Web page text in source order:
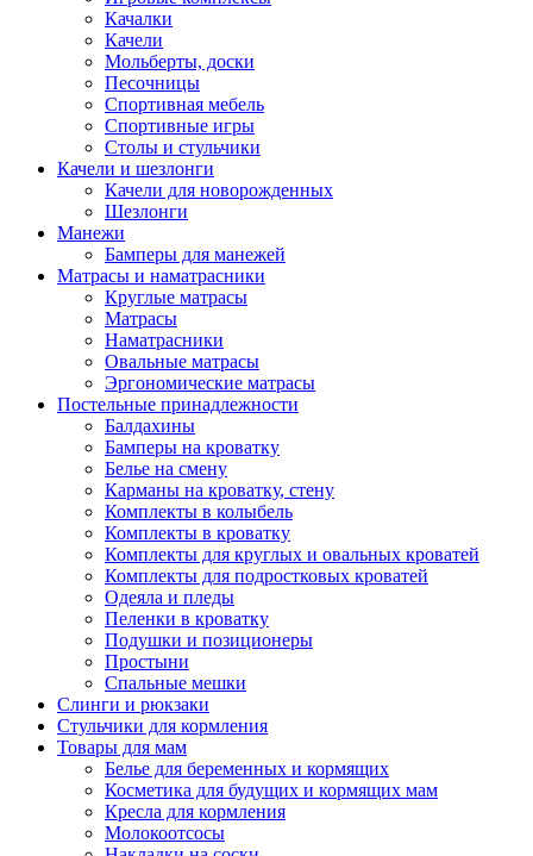
Качалки
Качели
Мольберты, доски
Песочницы
Спортивная мебель
Спортивные игры
Столы и стульчики
Качели и шезлонги
Качели для новорожденных
Шезлонги
Манежи
Бамперы для манежей
Матрасы и наматрасники
Круглые матрасы
Матрасы
Наматрасники
Овальные матрасы
Эргономические матрасы
Постельные принадлежности
Балдахины
Бамперы на кроватку
Белье на смену
Карманы на кроватку, стену
Комплекты в колыбель
Комплекты в кроватку
Комплекты для круглых и овальных кроватей
Комплекты для подростковых кроватей
Одеяла и пледы
Пеленки в кроватку
Подушки и позиционеры
Простыни
Спальные мешки
Слинги и рюкзаки
Стульчики для кормления
Товары для мам
Белье для беременных и кормящих
Косметика для будущих и кормящих мам
Кресла для кормления
Молокоотсосы